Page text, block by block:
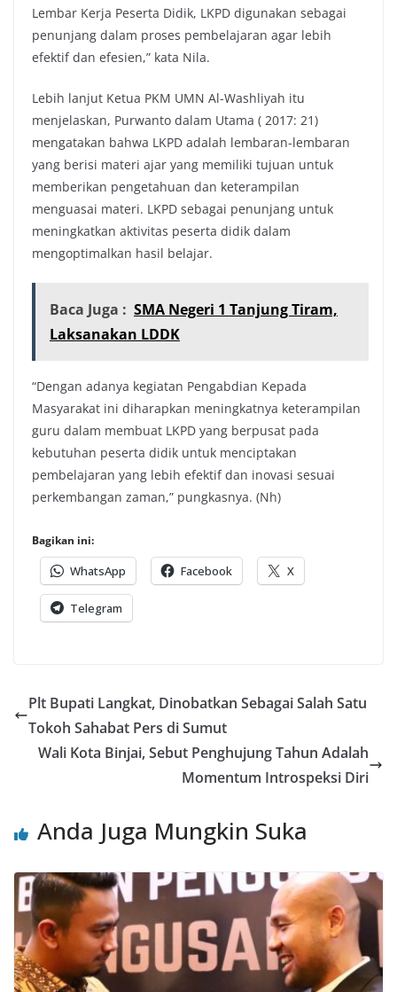
Lembar Kerja Peserta Didik, LKPD digunakan sebagai
penunjang dalam proses pembelajaran agar lebih
efektif dan efesien,” kata Nila.
Lebih lanjut Ketua PKM UMN Al-Washliyah itu
menjelaskan, Purwanto dalam Utama ( 2017: 21)
mengatakan bahwa LKPD adalah lembaran-lembaran
yang berisi materi ajar yang memiliki tujuan untuk
memberikan pengetahuan dan keterampilan
menguasai materi. LKPD sebagai penunjang untuk
meningkatkan aktivitas peserta didik dalam
mengoptimalkan hasil belajar.
Baca Juga : SMA Negeri 1 Tanjung Tiram,
Laksanakan LDDK
“Dengan adanya kegiatan Pengabdian Kepada
Masyarakat ini diharapkan meningkatnya keterampilan
guru dalam membuat LKPD yang berpusat pada
kebutuhan peserta didik untuk menciptakan
pembelajaran yang lebih efektif dan inovasi sesuai
perkembangan zaman,” pungkasnya. (Nh)
Bagikan ini:
WhatsApp Facebook X
Telegram
Plt Bupati Langkat, Dinobatkan Sebagai Salah Satu
Tokoh Sahabat Pers di Sumut
Wali Kota Binjai, Sebut Penghujung Tahun Adalah
Momentum Introspeksi Diri
Anda Juga Mungkin Suka